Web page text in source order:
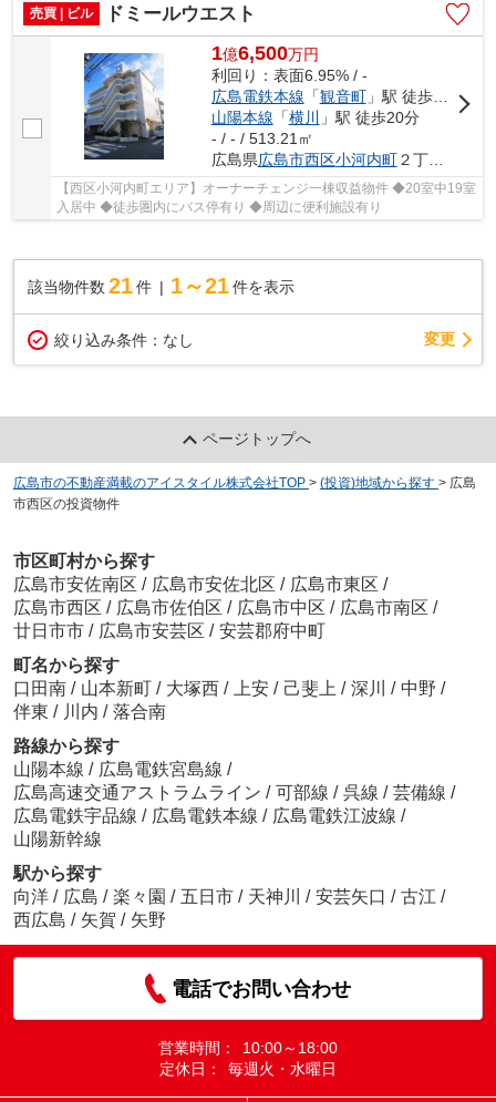
売買 | ビル
ドミールウエスト
1億6,500万円
利回り：表面6.95% / -
広島電鉄本線 「観音町」駅 徒歩13分
山陽本線 「横川
」駅 徒歩20分
- / - / 513.21㎡
広島県広島市西区小河内町２丁目10-17
【西区小河内町エリア】オーナーチェンジ一棟収益物件 ◆20室中19室
入居中 ◆徒歩圏内にバス停有り ◆周辺に便利施設有り
該当物件数 21件 1～21 件を表示
絞り込み条件： なし 変更
ページトップへ
広島市の不動産満載のアイスタイル株式会社TOP > (投資)地域から探す > 広島
市西区の投資物件
市区町村から探す
広島市安佐南区 / 広島市安佐北区 / 広島市東区 /
広島市西区 / 広島市佐伯区 / 広島市中区 / 広島市南区 /
廿日市市 / 広島市安芸区 / 安芸郡府中町
町名から探す
口田南 / 山本新町 / 大塚西 / 上安 / 己斐上 / 深川 / 中野 /
伴東 / 川内 / 落合南
路線から探す
山陽本線 / 広島電鉄宮島線 /
広島高速交通アストラムライン / 可部線 / 呉線 / 芸備線 /
広島電鉄宇品線 / 広島電鉄本線 / 広島電鉄江波線 /
山陽新幹線
駅から探す
向洋 / 広島 / 楽々園 / 五日市 / 天神川 / 安芸矢口 / 古江 /
西広島 / 矢賀 / 矢野
電話でお問い合わせ
営業時間：
10:00～18:00
定休日：
毎週火・水曜日